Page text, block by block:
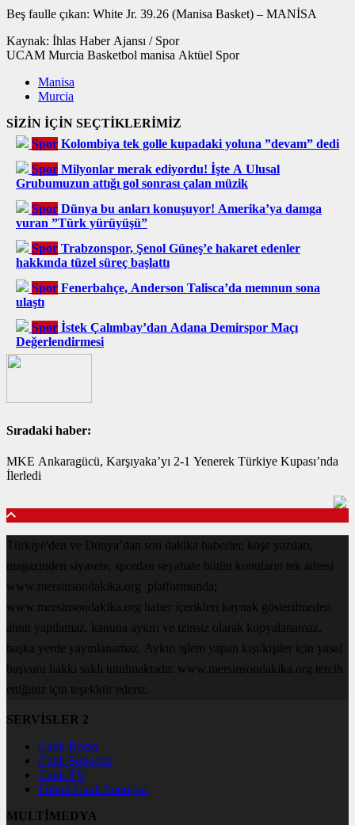
Beş faulle çıkan: White Jr. 39.26 (Manisa Basket) – MANİSA
Kaynak: İhlas Haber Ajansı / Spor
UCAM Murcia Basketbol manisa Aktüel Spor
Manisa
Murcia
SİZİN İÇİN SEÇTİKLERİMİZ
Spor Kolombiya tek golle kupadaki yoluna ”devam” dedi
Spor Milyonlar merak ediyordu! İşte A Ulusal
Grubumuzun attığı gol sonrası çalan müzik
Spor Dünya bu anları konuşuyor! Amerika’ya damga
vuran ”Türk yürüyüşü”
Spor Trabzonspor, Şenol Güneş’e hakaret edenler
hakkında tüzel süreç başlattı
Spor Fenerbahçe, Anderson Talisca’da memnun sona
ulaştı
Spor İstek Çalımbay’dan Adana Demirspor Maçı
Değerlendirmesi
Sıradaki haber:
MKE Ankaragücü, Karşıyaka’yı 2-1 Yenerek Türkiye Kupası’nda
İlerledi
Türkiye'den ve Dünya’dan son dakika haberler, köşe yazıları,
magazinden siyasete, spordan seyahate bütün konuların tek adresi
www.mersinsondakika.org platformunda;
www.mersinsondakika.org haber içerikleri kaynak gösterilmeden
alıntı yapılamaz, kanuna aykırı ve izinsiz olarak kopyalanamaz,
başka yerde yayınlanamaz. Aykırı işlem yapan kişi/kişiler için yasal
başvuru hakkı saklı tutulmaktadır. www.mersinsondakika.org tercih
ettiğiniz için teşekkür ederiz.
SERVİSLER 2
Canlı Borsa
Canlı Sonuçlar
Canlı TV
Futbol Canlı Sonuçlar
MULTİMEDYA